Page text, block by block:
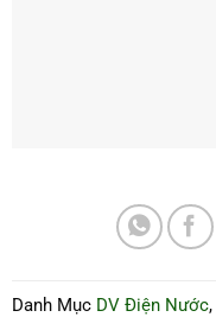
Danh Mục DV Điện Nước,